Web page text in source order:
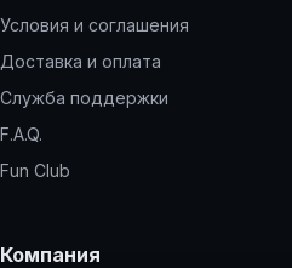
Условия и соглашения
Доставка и оплата
Служба поддержки
F.A.Q.
Fun Club
Компания